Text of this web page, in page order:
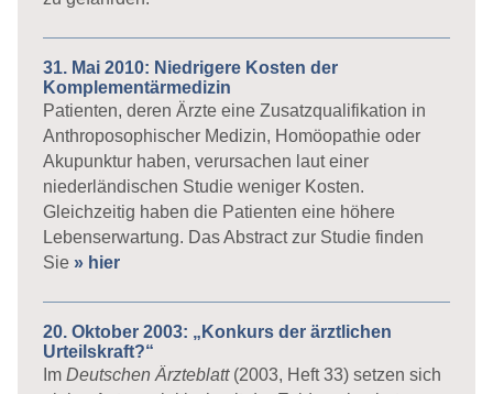
31. Mai 2010: Niedrigere Kosten der
Komplementärmedizin
Patienten, deren Ärzte eine Zusatzqualifikation in
Anthroposophischer Medizin, Homöopathie oder
Akupunktur haben, verursachen laut einer
niederländischen Studie weniger Kosten.
Gleichzeitig haben die Patienten eine höhere
Lebenserwartung. Das Abstract zur Studie finden
Sie » hier
20. Oktober 2003: „Konkurs der ärztlichen
Urteilskraft?“
ImDeutschen Ärzteblatt(2003, Heft 33) setzen sich